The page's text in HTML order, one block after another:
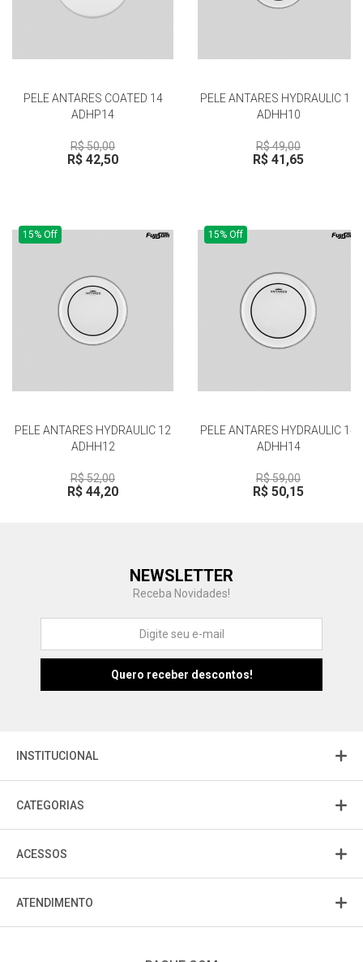
PELE ANTARES COATED 14
ADHP14
R$ 50,00
R$ 42,50
PELE ANTARES HYDRAULIC 10
ADHH10
R$ 49,00
R$ 41,65
15% Off
PELE ANTARES HYDRAULIC 12
ADHH12
R$ 52,00
R$ 44,20
15% Off
PELE ANTARES HYDRAULIC 14
ADHH14
R$ 59,00
R$ 50,15
NEWSLETTER
Receba Novidades!
INSTITUCIONAL
CATEGORIAS
ACESSOS
ATENDIMENTO
Fu Fujisom